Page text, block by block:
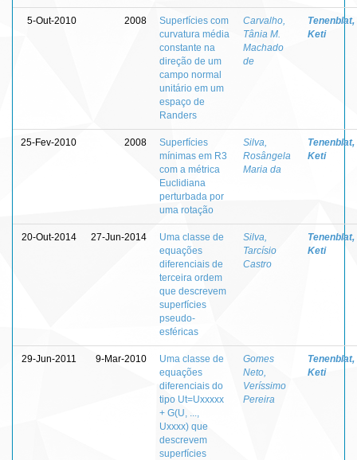
5-Out-2010 2008
Superfícies com
curvatura média
constante na
direção de um
campo normal
unitário em um
espaço de
Randers
Carvalho,
Tânia M.
Machado
de
Tenenblat,
Keti
25-Fev-2010 2008
Superfícies
mínimas em R3
com a métrica
Euclidiana
perturbada por
uma rotação
Silva,
Rosângela
Maria da
Tenenblat,
Keti
20-Out-2014 27-Jun-2014
Uma classe de
equações
diferenciais de
terceira ordem
que descrevem
superfícies
pseudo-
esféricas
Silva,
Tarcísio
Castro
Tenenblat,
Keti
29-Jun-2011 9-Mar-2010
Uma classe de
equações
diferenciais do
tipo Ut=Uxxxxx
+ G(U, ...,
Uxxxx) que
descrevem
superfícies
Gomes
Neto,
Veríssimo
Pereira
Tenenblat,
Keti